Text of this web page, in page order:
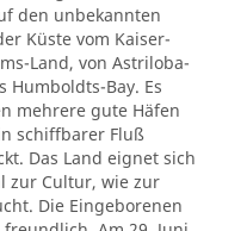
den unbekannten
Küste vom Kaiser-
Land, von Astriloba-
Humboldts-Bay. Es
mehrere gute Häfen
schiffbarer Fluß
Das Land eignet sich
zur Cultur, wie zur
Die Eingeborenen